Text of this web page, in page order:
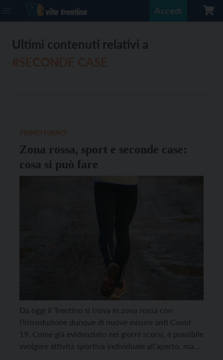
Accedi
Ultimi contenuti relativi a
Zona rossa, sport e seconde case:
cosa si può fare
Da oggi il Trentino si trova in zona rossa con
l’introduzione dunque di nuove misure anti Covid-
19. Come già evidenziato nei giorni scorsi, è possibile
svolgere attività sportiva individuale all’aperto, ma